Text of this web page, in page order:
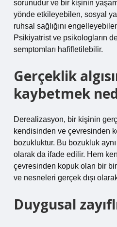
sorunudur ve bir kişinin
yönde etkileyebilen, sosyal
ruhsal sağlığını
Psikiyatrist ve psikologların
semptomları hafifletilebilir.
Gerçeklik
kaybetmek
Derealizasyon, bir kişinin
kendisinden ve çevresinden
bozukluktur. Bu bozukluk
olarak da ifade edilir. Hem
çevresinden kopuk olan bir
ve nesneleri gerçek dışı
Duygusal